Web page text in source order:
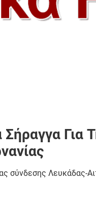
Για
σύνδεσης Λευκάδας-